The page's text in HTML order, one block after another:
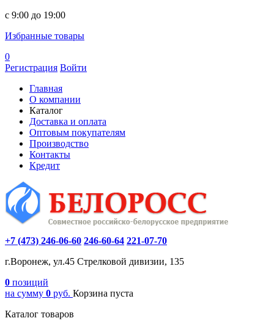
c 9:00 до 19:00
Избранные товары
0
Регистрация Войти
Главная
О компании
Каталог
Доставка и оплата
Оптовым покупателям
Производство
Контакты
Кредит
+7 (473) 246-06-60 246-60-64 221-07-70
г.Воронеж, ул.45 Стрелковой дивизии, 135
0 позиций
на сумму 0 руб. Корзина пуста
Каталог товаров